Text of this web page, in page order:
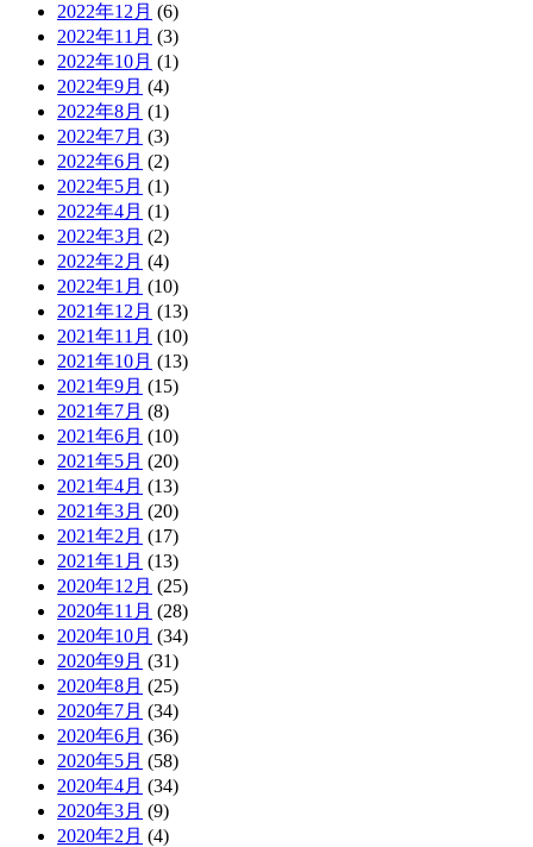
2022年12月 (6)
2022年11月 (3)
2022年10月 (1)
2022年9月 (4)
2022年8月 (1)
2022年7月 (3)
2022年6月 (2)
2022年5月 (1)
2022年4月 (1)
2022年3月 (2)
2022年2月 (4)
2022年1月 (10)
2021年12月 (13)
2021年11月 (10)
2021年10月 (13)
2021年9月 (15)
2021年7月 (8)
2021年6月 (10)
2021年5月 (20)
2021年4月 (13)
2021年3月 (20)
2021年2月 (17)
2021年1月 (13)
2020年12月 (25)
2020年11月 (28)
2020年10月 (34)
2020年9月 (31)
2020年8月 (25)
2020年7月 (34)
2020年6月 (36)
2020年5月 (58)
2020年4月 (34)
2020年3月 (9)
2020年2月 (4)